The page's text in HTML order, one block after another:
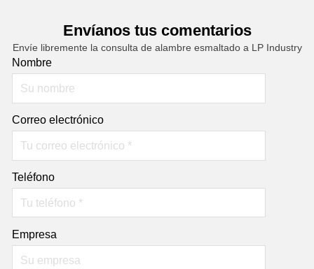
Envíanos tus comentarios
Envíe libremente la consulta de alambre esmaltado a LP Industry
Nombre
Correo electrónico
Teléfono
Empresa